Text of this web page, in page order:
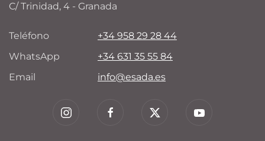
C/ Trinidad, 4 - Granada
Teléfono
+34 958 29 28 44
WhatsApp
+34 631 35 55 84
Email
info@esada.es